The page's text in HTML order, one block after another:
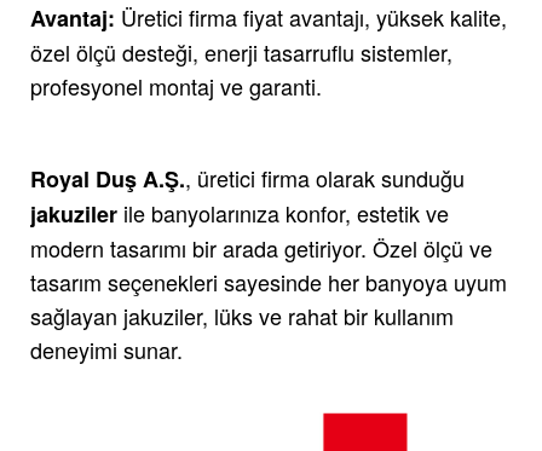
Avantaj: Üretici firma fiyat avantajı, yüksek kalite,
özel ölçü desteği, enerji tasarruflu sistemler,
profesyonel montaj ve garanti.
Royal Duş A.Ş., üretici firma olarak sunduğu
jakuziler ile banyolarınıza konfor, estetik ve
modern tasarımı bir arada getiriyor. Özel ölçü ve
tasarım seçenekleri sayesinde her banyoya uyum
sağlayan jakuziler, lüks ve rahat bir kullanım
deneyimi sunar.